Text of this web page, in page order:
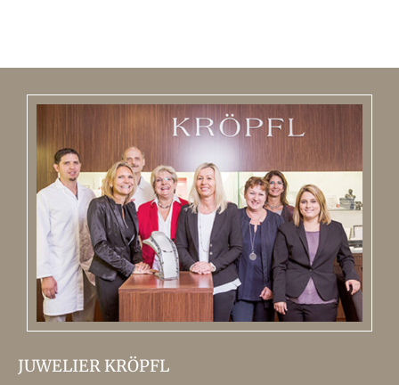
JUWELIER KRÖPFL